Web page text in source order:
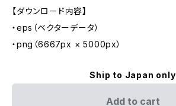
【ダウンロード内容】
・eps（ベクターデータ）
・png（6667px × 5000px）
Ship to Japan only
Add to cart